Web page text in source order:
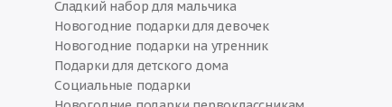
Сладкий набор для мальчика
Новогодние подарки для девочек
Новогодние подарки на утренник
Подарки для детского дома
Социальные подарки